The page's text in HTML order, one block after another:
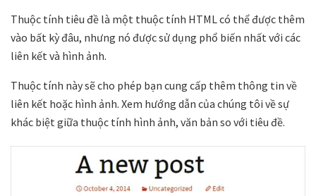
Thuộc tính tiêu đề là một thuộc tính HTML có thể được thêm
vào bất kỳ đâu, nhưng nó được sử dụng phổ biến nhất với các
liên kết và hình ảnh.
Thuộc tính này sẽ cho phép bạn cung cấp thêm thông tin về
liên kết hoặc hình ảnh. Xem hướng dẫn của chúng tôi về sự
khác biệt giữa thuộc tính hình ảnh, văn bản so với tiêu đề.